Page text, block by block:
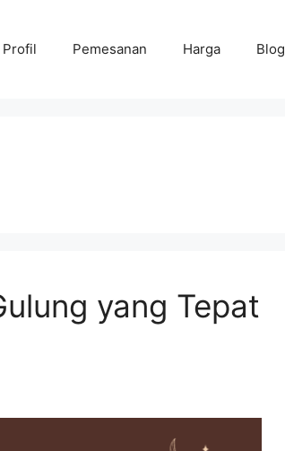
Profil Pemesanan Harga Blog
yang Tepat